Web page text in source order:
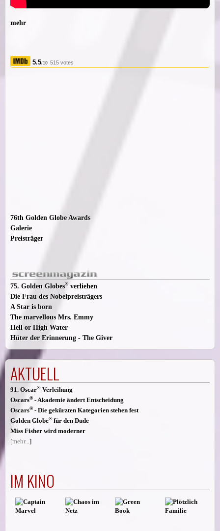
AKTUELL
91. Oscar®-Verleihung
Oscars®- Akademie ändert Entscheidung
Oscars®- Die gekürzten Kategorien stehen fest
Golden Globe®für den Dude
Miss Fisher wird moderner
[mehr... ]
IM KINO
mehr
5.5/10 515 votes
76th Golden Globe Awards
Galerie
Preisträger
75. Golden Globes®verliehen
Die Frau des Nobelpreisträgers
A Star is born
The marvellous Mrs. Emmy
Hell or High Water
Hüter der Erinnerung - The Giver